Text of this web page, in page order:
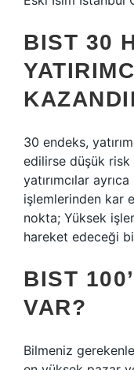
BIST 30
30 endeks,
edilirse düşük risk
yatırımcılar
işlemlerinden kar
nokta; Yüksek
hareket edeceği
BIST
VAR?
Bilmeniz